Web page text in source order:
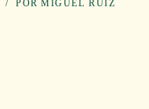
POR MIGUEL RUIZ